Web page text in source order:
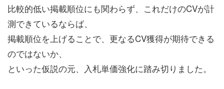
比較的低い掲載順位にも関わらず、これだけのCVが計
測できているならば、
掲載順位を上げることで、更なるCV獲得が期待できる
のではないか、
といった仮説の元、入札単価強化に踏み切りました。